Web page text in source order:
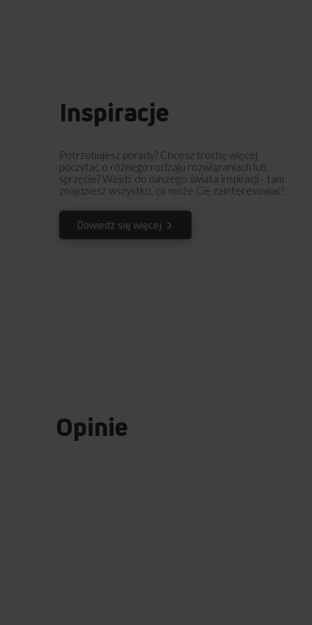
Inspiracje
Potrzebujesz porady? Chcesz trochę więcej
poczytać o różnego rodzaju rozwiązaniach lub
sprzęcie? Wejdź do naszego świata inspiracji - tam
znajdziesz wszystko, co może Cię zainteresować!
Dowiedz się więcej
Opinie